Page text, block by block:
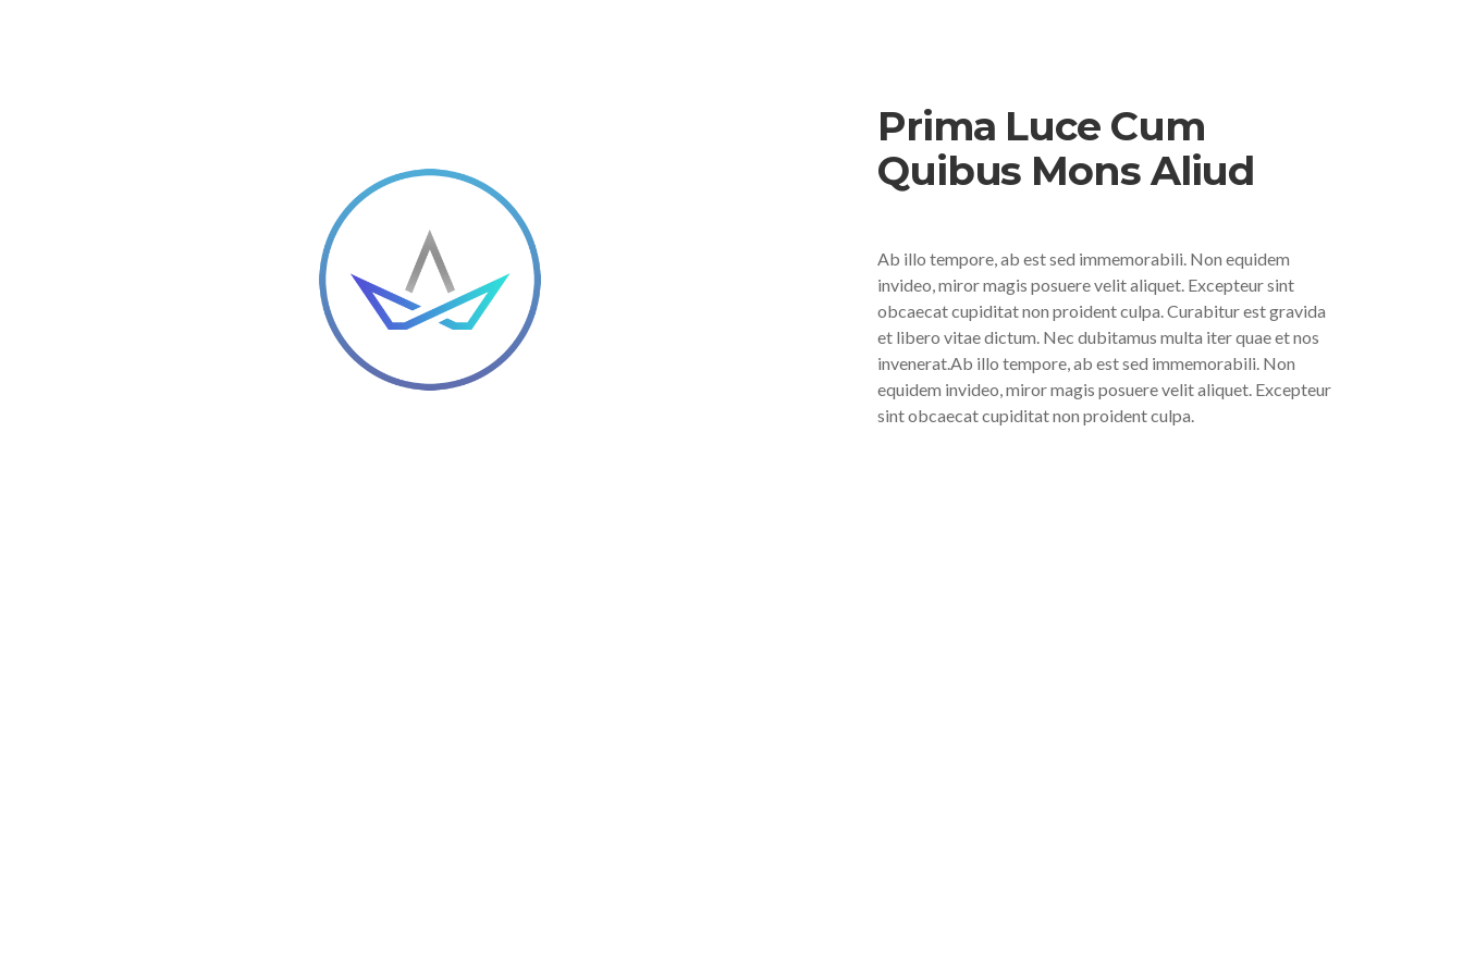
Prima Luce Cum
Quibus Mons Aliud
Ab illo tempore, ab est sed immemorabili. Non equidem
invideo, miror magis posuere velit aliquet. Excepteur sint
obcaecat cupiditat non proident culpa. Curabitur est gravida
et libero vitae dictum. Nec dubitamus multa iter quae et nos
invenerat.Ab illo tempore, ab est sed immemorabili. Non
equidem invideo, miror magis posuere velit aliquet. Excepteur
sint obcaecat cupiditat non proident culpa.